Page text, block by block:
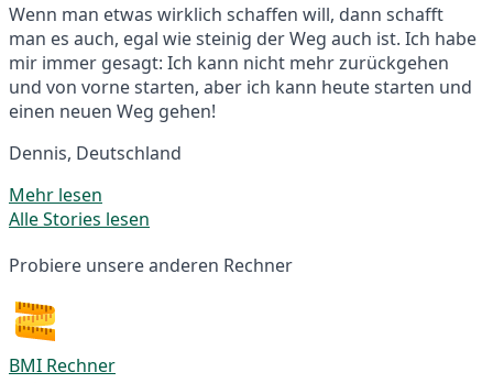
Wenn man etwas wirklich schaffen will, dann schafft
man es auch, egal wie steinig der Weg auch ist. Ich habe
mir immer gesagt: Ich kann nicht mehr zurückgehen
und von vorne starten, aber ich kann heute starten und
einen neuen Weg gehen!
Dennis, Deutschland
Mehr lesen
Alle Stories lesen
Probiere unsere anderen Rechner
BMI Rechner